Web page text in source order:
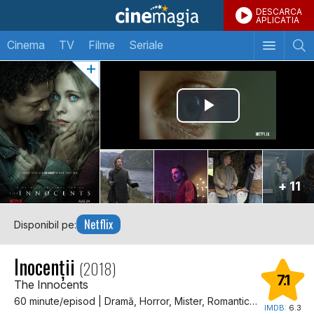
DESCARCA
APLICATIA
Cinema TV Filme Seriale
+ 11
Disponibil pe: Netflix
Inocenții (2018)
The Innocents
60 minute/episod | Dramă, Horror, Mister, Romantic, SF, Thriller, Dragoste
7.1
IMDB: 6.3